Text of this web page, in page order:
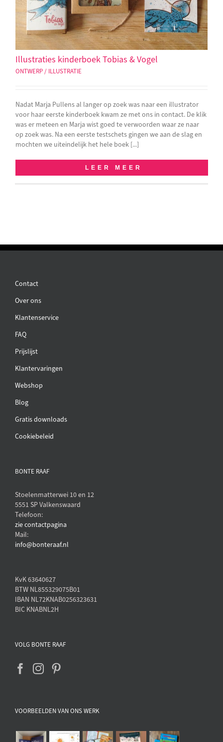
Illustraties kinderboek Tobias & Vogel
ONTWERP / ILLUSTRATIE
Nadat Marja Pullens al langer op zoek was naar een illustrator
voor haar eerste kinderboek kwam ze met ons in contact. De klik
was er meteen en Marja wist goed te verwoorden waar ze naar
op zoek was. Na een eerste testschets gingen we aan de slag en
mochten we uiteindelijk het hele boek [...]
LEER MEER
Contact
Over ons
Klantenservice
FAQ
Prijslijst
Klantervaringen
Webshop
Blog
Gratis downloads
Cookiebeleid
BONTE RAAF
Stoelenmatterwei 10 en 12
5551 SP Valkenswaard
Telefoon:
zie contactpagina
Mail:
info@bonteraaf.nl
KvK 63640627
BTW NL855329075B01
IBAN NL72KNAB0256323631
BIC KNABNL2H
VOLG BONTE RAAF
VOORBEELDEN VAN ONS WERK